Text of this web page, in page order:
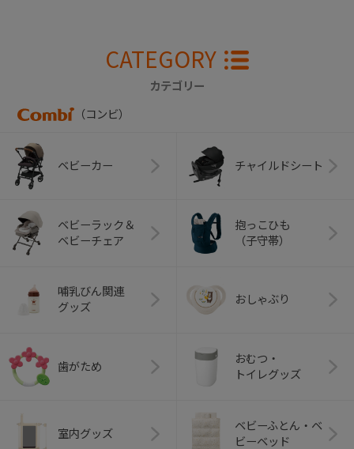
CATEGORY
カテゴリー
（コンビ）
ベビーカー チャイルドシート
ベビーラック＆
ベビーチェア
抱っこひも
（子守帯）
哺乳びん関連
グッズ
おしゃぶり
歯がため
おむつ・
トイレグッズ
室内グッズ
ベビーふとん・ベ
ビーベッド